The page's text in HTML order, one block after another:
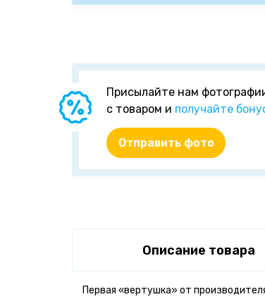
Присылайте нам
с товаром и получайте
Отправить фото
Описание товара
Первая «вертушка» от